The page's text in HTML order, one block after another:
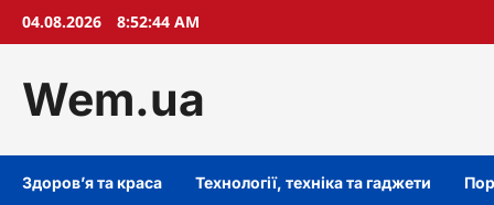
Skip04.08.2026 8:52:45 AM
Wem.ua
Здоров’я та краса Технології, техніка та гаджети